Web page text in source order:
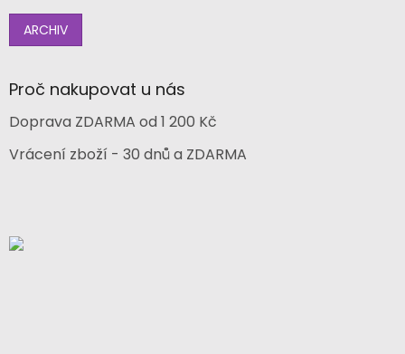
ARCHIV
Proč nakupovat u nás
Doprava ZDARMA od 1 200 Kč
Vrácení zboží - 30 dnů a ZDARMA